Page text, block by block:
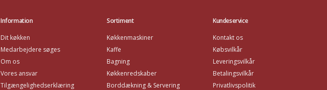
Information
Dit køkken
Medarbejdere søges
Om os
Vores ansvar
Tilgængelighedserklæring
Sortiment
Køkkenmaskiner
Kaffe
Bagning
Køkkenredskaber
Borddækning & Servering
Kundeservice
Kontakt os
Købsvilkår
Leveringsvilkår
Betalingsvilkår
Privatlivspolitik